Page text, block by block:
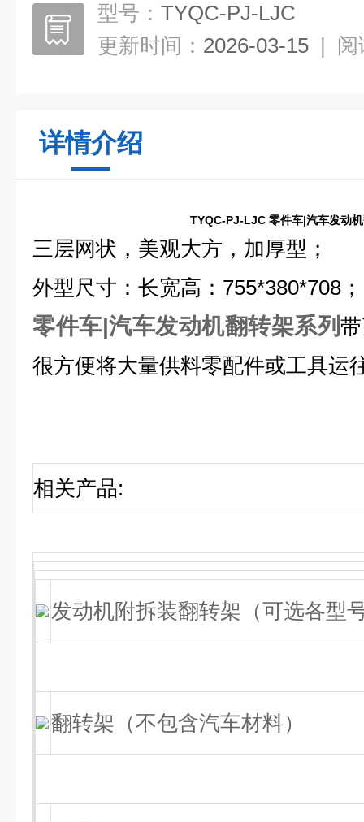
型号： TYQC-PJ-LJC
更新时间： 2026-03-15 | 阅
详情介绍
TYQC-PJ-LJC 零件车|汽车发动
三层网状，美观大方，加厚型；
外型尺寸：长宽高：755*380*708；
零件车|汽车发动机翻转架系列
很方便将大量供料零配件或工具运
相关产品:
发动机附拆装翻转架（可选各型
翻转架（不包含汽车材料）